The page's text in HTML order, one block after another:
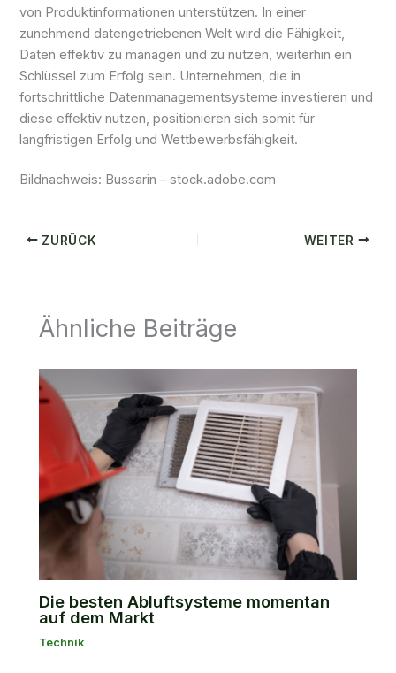
von Produktinformationen unterstützen. In einer
zunehmend datengetriebenen Welt wird die Fähigkeit,
Daten effektiv zu managen und zu nutzen, weiterhin ein
Schlüssel zum Erfolg sein. Unternehmen, die in
fortschrittliche Datenmanagementsysteme investieren und
diese effektiv nutzen, positionieren sich somit für
langfristigen Erfolg und Wettbewerbsfähigkeit.
Bildnachweis: Bussarin – stock.adobe.com
ZURÜCK WEITER
Ähnliche Beiträge
Die besten Abluftsysteme momentan
auf dem Markt
Technik